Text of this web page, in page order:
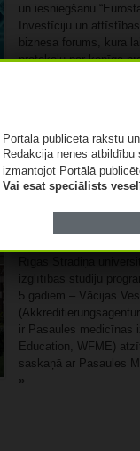
un iesniegšanu
Investīciju un
biznesa forums, kura
protokolu par kopīga
“Eurostars”
izglītības studiju
5 gadiem – Vācijas
ir Pasaules medicīnas
Education, WFME)
saskaņā ar Pasaules
»
Portālā publicētā rakstu
Redakcija nenes
izmantojot Portālā
Vai esat speciālists